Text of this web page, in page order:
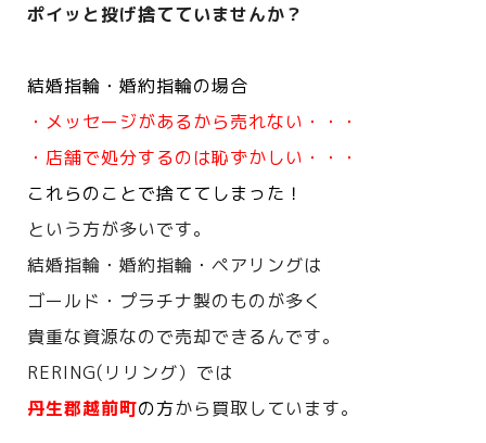
ポイッと投げ捨てていませんか？
結婚指輪・婚約指輪の場合
・メッセージがあるから売れない・・・
・店舗で処分するのは恥ずかしい・・・
これらのことで捨ててしまった！
という方が多いです。
結婚指輪・婚約指輪・ペアリングは
ゴールド・プラチナ製のものが多く
貴重な資源なので売却できるんです。
RERING(リリング）では
丹生郡越前町の方から買取しています。